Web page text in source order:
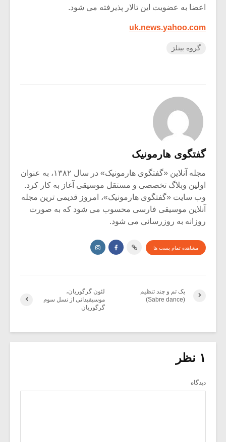
اعضا به عضویت این تالار پذیرفته می شود.
uk.news.yahoo.com
گروه بیتلز
گفتگوی هارمونیک
مجله آنلاین «گفتگوی هارمونیک» در سال ۱۳۸۲، به عنوان
اولین وبلاگ تخصصی و مستقل موسیقی آغاز به کار کرد.
وب سایت «گفتگوی هارمونیک»، امروز قدیمی ترین مجله
آنلاین موسیقی فارسی محسوب می شود که به صورت
روزانه به روزرسانی می شود.
مشاهده تمام پست ها
لئون گرگوریان،
موسیقیدانی از نسل سوم
گرگوریان
یک تم و چند تنظیم
(Sabre dance)
۱ نظر
دیدگاه